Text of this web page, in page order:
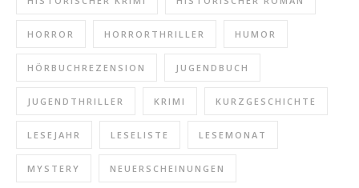
HORROR HORRORTHRILLER HUMOR
HÖRBUCHREZENSION JUGENDBUCH
JUGENDTHRILLER KRIMI KURZGESCHICHTE
LESEJAHR LESELISTE LESEMONAT
MYSTERY NEUERSCHEINUNGEN